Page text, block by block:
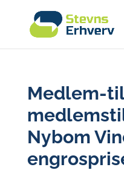
Medlem-
Nybom